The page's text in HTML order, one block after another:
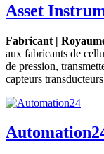
Asset
Fabricant |
aux fabricants de
de pression,
capteurs